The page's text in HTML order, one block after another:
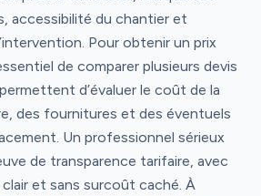
accessibilité du chantier et
Pour obtenir un prix
de comparer plusieurs devis
d’évaluer le coût de la
des fournitures et des éventuels
Un professionnel sérieux
de transparence tarifaire, avec
et sans surcoût caché. À